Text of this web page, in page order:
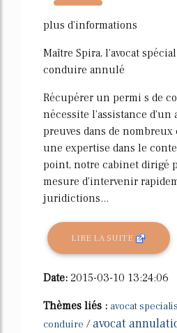
2779%
plus d'informations
Maître Spira, l'avocat
conduire annulé
Récupérer un permi s de
nécessite l'assistance d'un
preuves dans de nombreux
une expertise dans le
point, notre cabinet dirigé
mesure d'intervenir
juridictions...
LIRE LA SUITE
Date: 2015-03-10 13:24:06
Thèmes liés : avocat
conduire /avocat